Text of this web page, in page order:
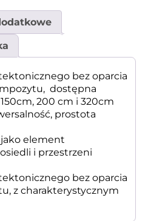
bez oparcia
dostępna
200 cm i 320cm
prostota
element
i przestrzeni
bez oparcia
z charakterystycznym